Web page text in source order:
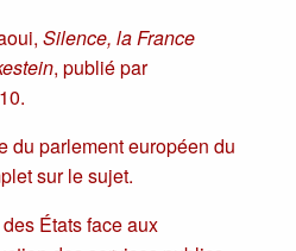
Silence, la France
, publié par
du parlement européen du
sur le sujet.
États face aux